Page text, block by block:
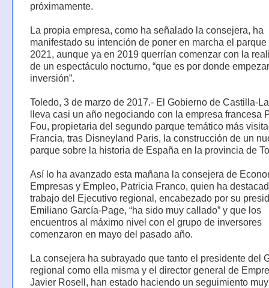
próximamente.
La propia empresa, como ha señalado la consejera, ha
manifestado su intención de poner en marcha el
2021, aunque ya en 2019 querrían comenzar con la
de un espectáculo nocturno, “que es por donde
inversión”.
Toledo, 3 de marzo de 2017.- El Gobierno de Castilla-
lleva casi un año negociando con la empresa francesa
Fou, propietaria del segundo parque temático más
Francia, tras Disneyland Paris, la construcción de un
parque sobre la historia de España en la provincia de
Así lo ha avanzado esta mañana la consejera de
Empresas y Empleo, Patricia Franco, quien ha
trabajo del Ejecutivo regional, encabezado por su
Emiliano García-Page, “ha sido muy callado” y que los
encuentros al máximo nivel con el grupo de inversores
comenzaron en mayo del pasado año.
La consejera ha subrayado que tanto el presidente del
regional como ella misma y el director general de
Javier Rosell, han estado haciendo un seguimiento